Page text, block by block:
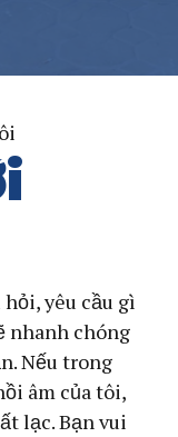
yêu cầu gì
nhanh chóng
Nếu trong
âm của tôi,
lạc. Bạn vui